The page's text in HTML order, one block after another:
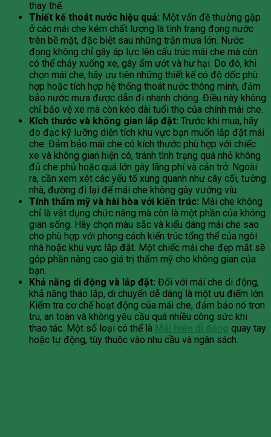
thay thế.
Thiết kế thoát nước hiệu quả: Một vấn đề thường gặp
ở các mái che kém chất lượng là tình trạng đọng nước
trên bề mặt, đặc biệt sau những trận mưa lớn. Nước
đọng không chỉ gây áp lực lên cấu trúc mái che mà còn
có thể chảy xuống xe, gây ẩm ướt và hư hại. Do đó, khi
chọn mái che, hãy ưu tiên những thiết kế có độ dốc phù
hợp hoặc tích hợp hệ thống thoát nước thông minh, đảm
bảo nước mưa được dẫn đi nhanh chóng. Điều này không
chỉ bảo vệ xe mà còn kéo dài tuổi thọ của chính mái che.
Kích thước và không gian lắp đặt: Trước khi mua, hãy
đo đạc kỹ lưỡng diện tích khu vực bạn muốn lắp đặt mái
che. Đảm bảo mái che có kích thước phù hợp với chiếc
xe và không gian hiện có, tránh tình trạng quá nhỏ không
đủ che phủ hoặc quá lớn gây lãng phí và cản trở. Ngoài
ra, cần xem xét các yếu tố xung quanh như cây cối, tường
nhà, đường đi lại để mái che không gây vướng víu.
Tính thẩm mỹ và hài hòa với kiến trúc: Mái che không
chỉ là vật dụng chức năng mà còn là một phần của không
gian sống. Hãy chọn màu sắc và kiểu dáng mái che sao
cho phù hợp với phong cách kiến trúc tổng thể của ngôi
nhà hoặc khu vực lắp đặt. Một chiếc mái che đẹp mắt sẽ
góp phần nâng cao giá trị thẩm mỹ cho không gian của
bạn.
Khả năng di động và lắp đặt: Đối với mái che di động,
khả năng tháo lắp, di chuyển dễ dàng là một ưu điểm lớn.
Kiểm tra cơ chế hoạt động của mái che, đảm bảo nó trơn
tru, an toàn và không yêu cầu quá nhiều công sức khi
thao tác. Một số loại có thể là Mái hiên di động quay tay
hoặc tự động, tùy thuộc vào nhu cầu và ngân sách.